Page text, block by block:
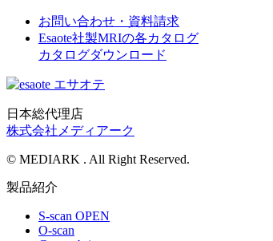
お問い合わせ・資料請求
Esaote社製MRIの各カタログ
カタログダウンロード
日本総代理店
株式会社メディアーク
© MEDIARK . All Right Reserved.
製品紹介
S-scan OPEN
O-scan